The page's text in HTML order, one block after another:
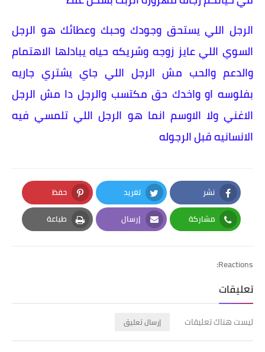
الرجل اللي يستحق وجودك وحبك وعطائك هو الرجل
السوي اللي عايز زوجه وشريكه حياه يبادلها الاهتمام
والدعم والحب مش الرجل اللي جاي يشتري جاريه
بفلوسه او واخدك حق مكتسب والرجل دا مش الرجل
الاغني ولا الاوسم انما هو الرجل اللي تلمسي فيه
الانسانيه قبل الرجوله
نشر
Facebook
تغريد
Twitter
حفظ
Pinterest
مشاركة
Whatsapp
إرسال
Email
طباعة
Print
Reactions:
تعليقات
ليست هناك تعليقات إرسال تعليق